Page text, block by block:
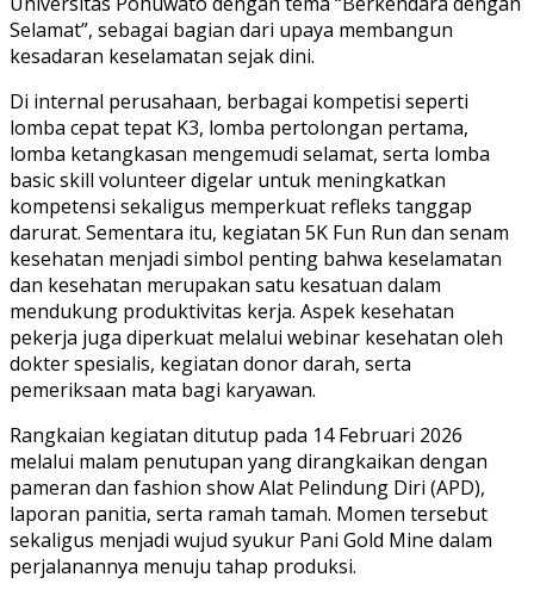
Selamat”, sebagai bagian dari upaya membangun
kesadaran keselamatan sejak dini.
Di internal perusahaan, berbagai kompetisi seperti
lomba cepat tepat K3, lomba pertolongan pertama,
lomba ketangkasan mengemudi selamat, serta lomba
basic skill volunteer digelar untuk meningkatkan
kompetensi sekaligus memperkuat refleks tanggap
darurat. Sementara itu, kegiatan 5K Fun Run dan senam
kesehatan menjadi simbol penting bahwa keselamatan
dan kesehatan merupakan satu kesatuan dalam
mendukung produktivitas kerja. Aspek kesehatan
pekerja juga diperkuat melalui webinar kesehatan oleh
dokter spesialis, kegiatan donor darah, serta
pemeriksaan mata bagi karyawan.
Rangkaian kegiatan ditutup pada 14 Februari 2026
melalui malam penutupan yang dirangkaikan dengan
pameran dan fashion show Alat Pelindung Diri (APD),
laporan panitia, serta ramah tamah. Momen tersebut
sekaligus menjadi wujud syukur Pani Gold Mine dalam
perjalanannya menuju tahap produksi.